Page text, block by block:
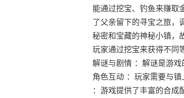
能通过挖宝、钓鱼来赚取
了父亲留下的寻宝之旅，
秘密和宝藏的神秘小镇，
玩家通过挖宝来获得不同
解谜与剧情 ：解谜是游戏
角色互动 ：玩家需要与
：游戏提供了丰富的合成